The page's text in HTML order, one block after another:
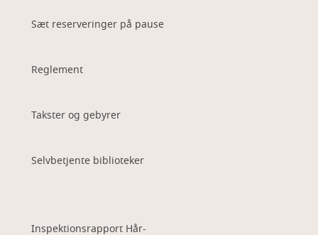
Sæt reserveringer på pause
Reglement
Takster og gebyrer
Selvbetjente biblioteker
Inspektionsrapport Hår-